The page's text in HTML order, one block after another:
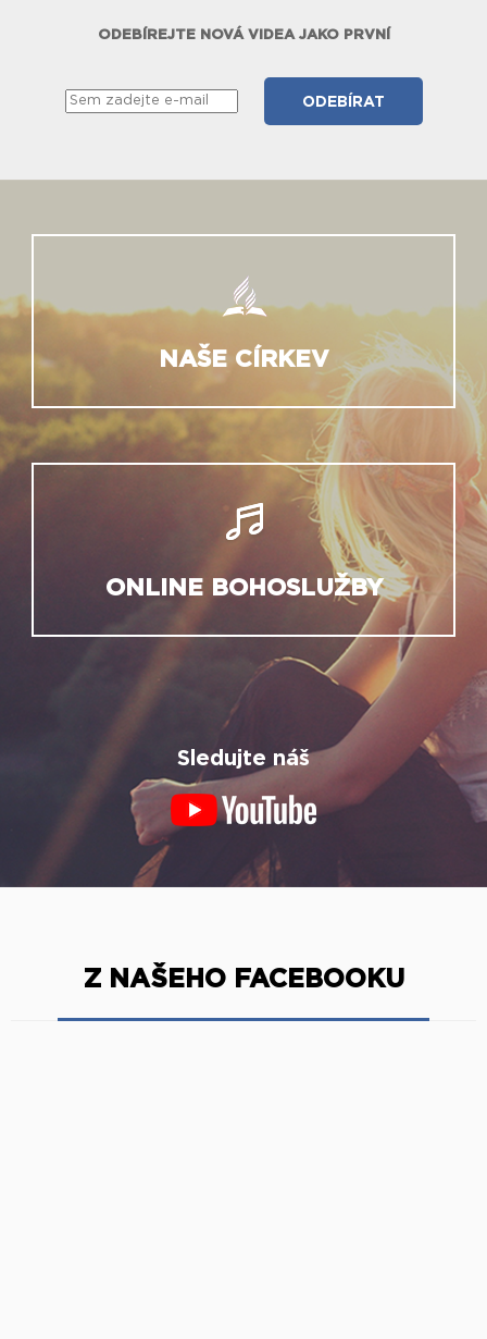
ODEBÍREJTE NOVÁ VIDEA JAKO PRVNÍ
NAŠE CÍRKEV
ONLINE BOHOSLUŽBY
Sledujte náš
Z NAŠEHO FACEBOOKU